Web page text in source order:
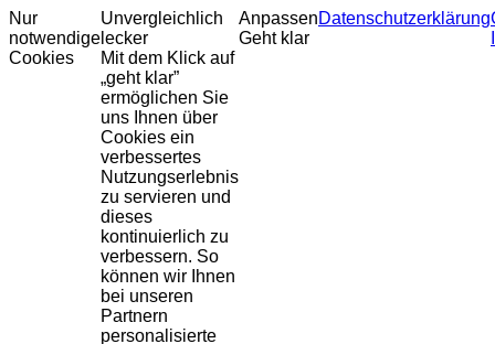
Nur
notwendige
Cookies
Unvergleichlich
lecker
Mit dem Klick auf
„geht klar”
ermöglichen Sie
uns Ihnen über
Cookies ein
verbessertes
Nutzungserlebnis
zu servieren und
dieses
kontinuierlich zu
verbessern. So
können wir Ihnen
bei unseren
Partnern
personalisierte
Anpassen
Geht klar
Datenschutzerklärung